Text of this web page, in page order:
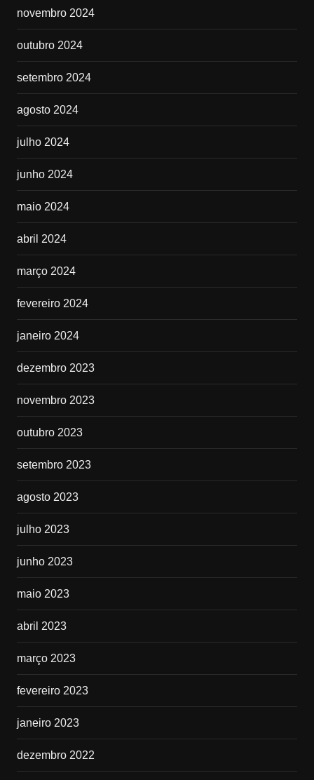
novembro 2024
outubro 2024
setembro 2024
agosto 2024
julho 2024
junho 2024
maio 2024
abril 2024
março 2024
fevereiro 2024
janeiro 2024
dezembro 2023
novembro 2023
outubro 2023
setembro 2023
agosto 2023
julho 2023
junho 2023
maio 2023
abril 2023
março 2023
fevereiro 2023
janeiro 2023
dezembro 2022